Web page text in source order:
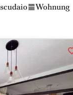
Wohnung